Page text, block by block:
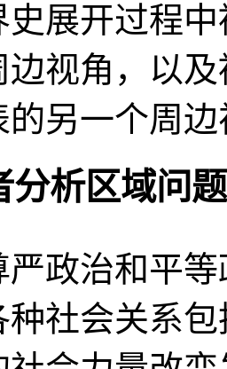
史展开过程
边视角，以
的另一个周
分析区域问题
严政治和平
种社会关系